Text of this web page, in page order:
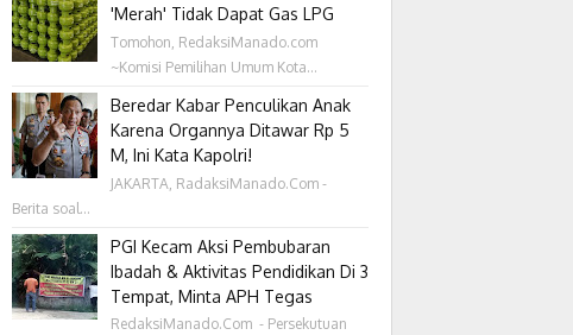
'Merah' Tidak Dapat Gas LPG
Tomohon, RedaksiManado.com
~Komisi Pemilihan Umum Kota...
Beredar Kabar Penculikan Anak
Karena Organnya Ditawar Rp 5
M, Ini Kata Kapolri!
JAKARTA, RadaksiManado.Com -
Berita soal...
PGI Kecam Aksi Pembubaran
Ibadah & Aktivitas Pendidikan Di 3
Tempat, Minta APH Tegas
RedaksiManado.Com - Persekutuan